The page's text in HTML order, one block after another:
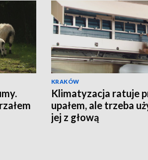
KRAKÓW
Klimatyzacja ratuje
upałem, ale trzeba
jej z głową